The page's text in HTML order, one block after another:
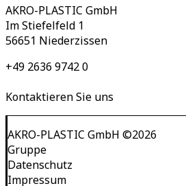
AKRO-PLASTIC GmbH
Im Stiefelfeld 1
56651 Niederzissen
+49 2636 9742 0
Kontaktieren Sie uns
AKRO-PLASTIC GmbH ©2026
Gruppe
Datenschutz
Impressum